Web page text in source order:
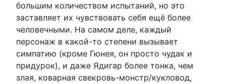
большим количеством испытаний, но это
заставляет их чувствовать себя ещё более
человечными. На самом деле, каждый
персонаж в какой-то степени вызывает
симпатию (кроме Гюнея, он просто чудак и
придурок), и даже Ядигар более тонка, чем
злая, коварная свекровь-монстр/кукловод,